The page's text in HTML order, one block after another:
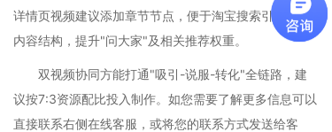
详情页视频建议添加章节节点，便于淘宝搜索引擎抓取
内容结构，提升"问大家"及相关推荐权重。
双视频协同方能打通"吸引-说服-转化"全链路，建
议按7:3资源配比投入制作。如您需要了解更多信息可以
直接联系右侧在线客服，或将您的联系方式发送给客